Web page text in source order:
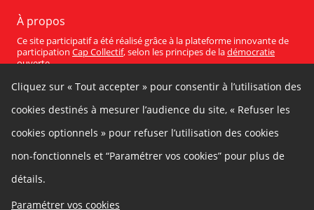
Cliquez sur « Tout accepter » pour consentir à l’utilisation des
cookies destinés à mesurer l’audience du site, « Refuser les
cookies optionnels » pour refuser l’utilisation des cookies
non-fonctionnels et “Paramétrer vos cookies” pour plus de
détails.
Paramétrer vos cookies
À propos
Ce site participatif a été réalisé grâce à la plateforme innovante de
participation Cap Collectif, selon les principes de ladémocratie
ouverte.
Facebook Twitter
Autres liens
Cookies
Gestion des cookies
Politique de confidentialité
Mentions légales
Besoin d'aide ?
Contact